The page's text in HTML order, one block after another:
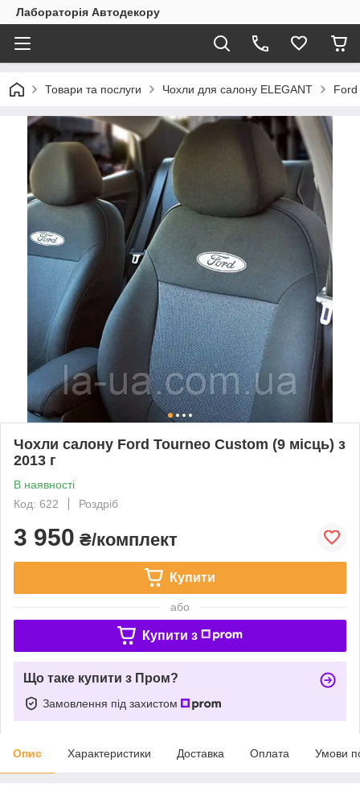
Лабораторія Автодекору
Товари та послуги Чохли для салону ELEGANT Ford
Чохли салону Ford Tourneo Custom (9 місць) з
2013 г
В наявності
Код: 622
Роздріб
3 950 ₴/комплект
Купити
або
Купити з
Що таке купити з Пром?
Замовлення під захистом
Опис Характеристики Доставка Оплата Умови